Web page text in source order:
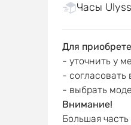
Часы
Для
- уточнить у
- согласовать
- выбрать
Внимание!
Большая